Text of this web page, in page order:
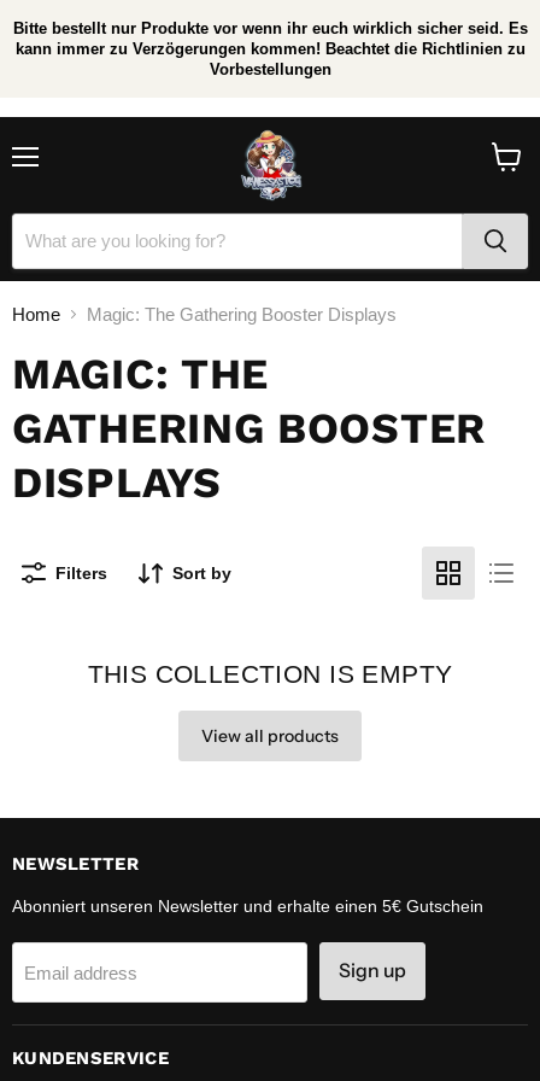
Bitte bestellt nur Produkte vor wenn ihr euch wirklich sicher seid. Es
kann immer zu Verzögerungen kommen! Beachtet die Richtlinien zu
Vorbestellungen
Home Magic: The Gathering Booster Displays
MAGIC: THE
GATHERING BOOSTER
DISPLAYS
Filters Sort by
THIS COLLECTION IS EMPTY
View all products
NEWSLETTER
Abonniert unseren Newsletter und erhalte einen 5€ Gutschein
Email address Sign up
KUNDENSERVICE